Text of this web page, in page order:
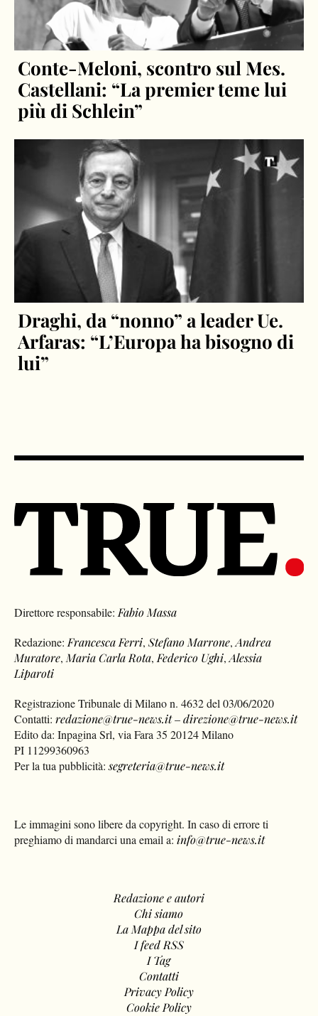
Conte-Meloni, scontro sul Mes.
Castellani: “La premier teme lui
più di Schlein”
Draghi, da “nonno” a leader Ue.
Arfaras: “L’Europa ha bisogno di
lui”
Direttore responsabile: Fabio Massa
Redazione: Francesca Ferri,Stefano Marrone,Andrea
Muratore, Maria Carla Rota, Federico Ughi,Alessia
Liparoti
Registrazione Tribunale di Milano n. 4632 del 03/06/2020
Contatti:redazione@true-news.it–direzione@true-news.it
Edito da: Inpagina Srl, via Fara 35 20124 Milano
PI 11299360963
Per la tua pubblicità:segreteria@true-news.it
Le immagini sono libere da copyright. In caso di errore ti
preghiamo di mandarci una email a: info@true-news.it
Redazione e autori
Chi siamo
La Mappa del sito
I feed RSS
I Tag
Contatti
Privacy Policy
Cookie Policy